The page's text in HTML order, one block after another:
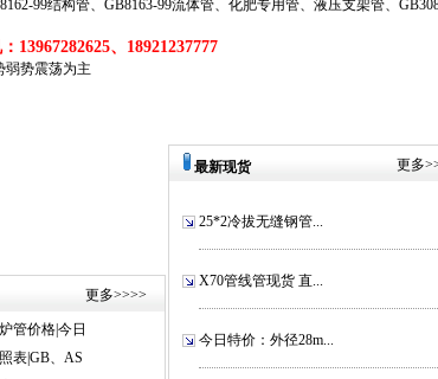
99结构管、GB8163-99流体管、化肥专用管、液压支架管、
13967282625、18921237777
弱势震荡为主
更多>>>>
管价格|今日
表|GB、AS
最新现货 更多
25*2冷拔无缝钢管...
X70管线管现货 直...
今日特价：外径28m...